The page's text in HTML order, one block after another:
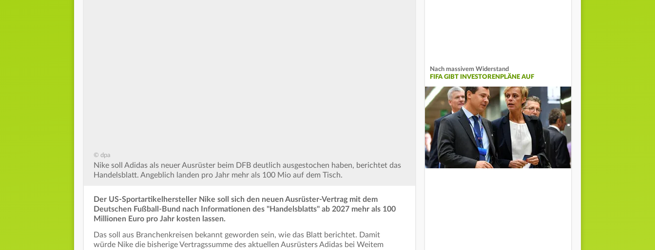
© dpa
Nike soll Adidas als neuer Ausrüster beim DFB deutlich ausgestochen haben, berichtet das
Handelsblatt. Angeblich landen pro Jahr mehr als 100 Mio auf dem Tisch.
Der US-Sportartikelhersteller Nike soll sich den neuen Ausrüster-Vertrag mit dem
Deutschen Fußball-Bund nach Informationen des "Handelsblatts" ab 2027 mehr als 100
Millionen Euro pro Jahr kosten lassen.
Das soll aus Branchenkreisen bekannt geworden sein, wie das Blatt berichtet. Damit
würde Nike die bisherige Vertragssumme des aktuellen Ausrüsters Adidas bei Weitem
Nach massivem Widerstand
FIFA GIBT INVESTORENPLÄNE AUF